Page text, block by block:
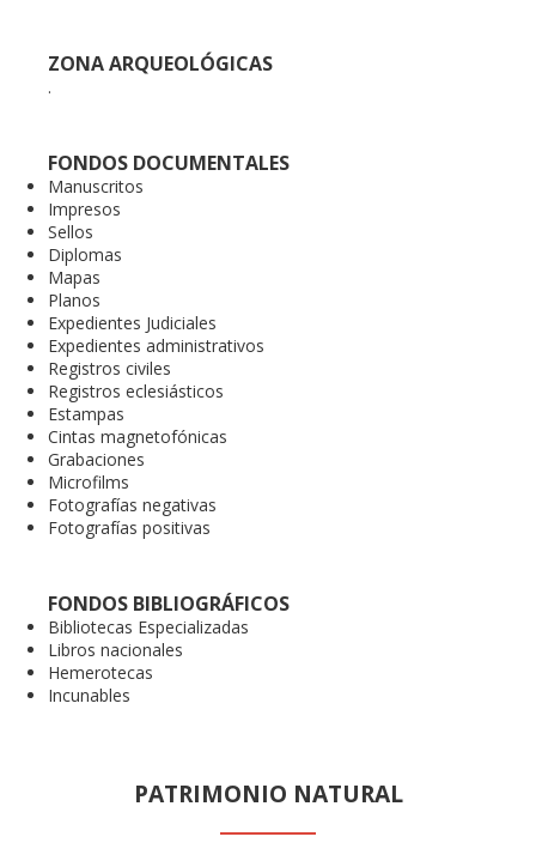
ZONA ARQUEOLÓGICAS
.
FONDOS DOCUMENTALES
Manuscritos
Impresos
Sellos
Diplomas
Mapas
Planos
Expedientes Judiciales
Expedientes administrativos
Registros civiles
Registros eclesiásticos
Estampas
Cintas magnetofónicas
Grabaciones
Microfilms
Fotografías negativas
Fotografías positivas
FONDOS BIBLIOGRÁFICOS
Bibliotecas Especializadas
Libros nacionales
Hemerotecas
Incunables
PATRIMONIO NATURAL